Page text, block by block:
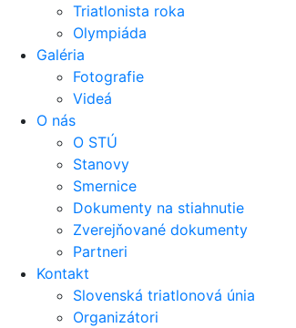
Triatlonista roka
Olympiáda
Galéria
Fotografie
Videá
O nás
O STÚ
Stanovy
Smernice
Dokumenty na stiahnutie
Zverejňované dokumenty
Partneri
Kontakt
Slovenská triatlonová únia
Organizátori